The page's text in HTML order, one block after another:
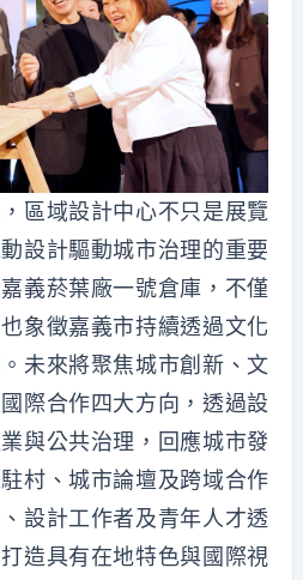
區域設計中心不只是展覽
設計驅動城市治理的重要
義菸葉廠一號倉庫，不僅
象徵嘉義市持續透過文化
未來將聚焦城市創新、文
際合作四大方向，透過設
與公共治理，回應城市發
村、城市論壇及跨域合作
設計工作者及青年人才透
造具有在地特色與國際視